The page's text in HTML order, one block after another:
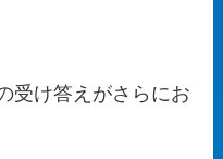
受け答えがさらにお